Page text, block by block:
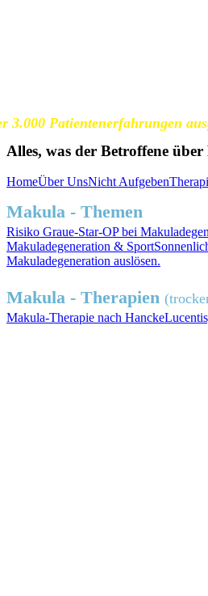
3.000 Patientenerfahrungen
Alles, was der Betroffene
HomeÜber UnsNicht Aufgeben
Makula - Themen
Risiko Graue-Star-OPbei
Makuladegeneration & Sport
Makuladegeneration auslösen.
Makula - Therapien
Makula-Therapie nach Hancke